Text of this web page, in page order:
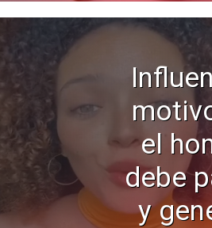
el
debe
y